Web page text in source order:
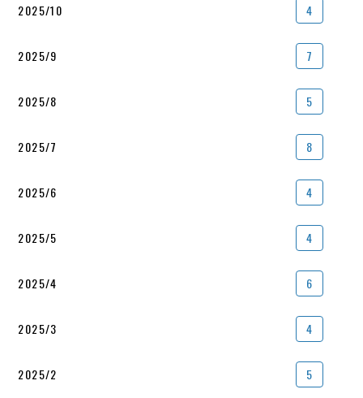
2025/10 4
2025/9 7
2025/8 5
2025/7 8
2025/6 4
2025/5 4
2025/4 6
2025/3 4
2025/2 5